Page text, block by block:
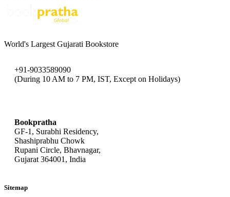
World's Largest Gujarati Bookstore
+91-9033589090
(During 10 AM to 7 PM, IST, Except on Holidays)
Bookpratha
GF-1, Surabhi Residency,
Shashiprabhu Chowk
Rupani Circle, Bhavnagar,
Gujarat 364001, India
Sitemap